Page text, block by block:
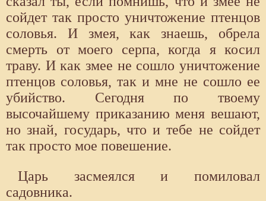
сойдет так просто уничтожение птенцов
соловья. И змея, как знаешь, обрела
смерть от моего серпа, когда я косил
траву. И как змее не сошло уничтожение
птенцов соловья, так и мне не сошло ее
убийство. Сегодня по твоему
высочайшему приказанию меня вешают,
но знай, государь, что и тебе не сойдет
так просто мое повешение.
Царь засмеялся и помиловал
садовника.